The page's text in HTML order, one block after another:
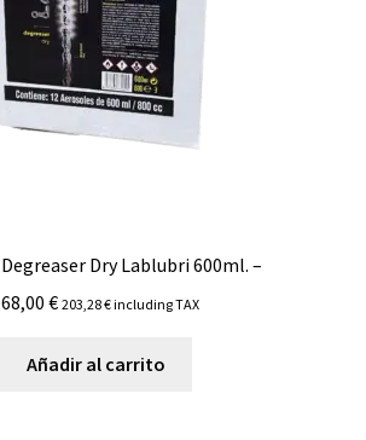
Degreaser Dry Lablubri 600ml. –
€ 203,28€including TAX
Añadir al carrito